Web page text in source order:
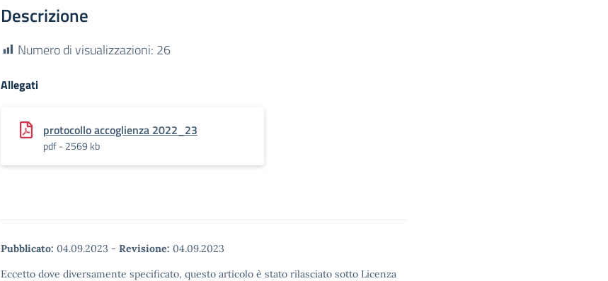
Descrizione
Numero di visualizzazioni: 26
Allegati
protocollo accoglienza 2022_23
pdf - 2569 kb
Pubblicato: 04.09.2023 - Revisione: 04.09.2023
Eccetto dove diversamente specificato, questo articolo è stato rilasciato sotto Licenza